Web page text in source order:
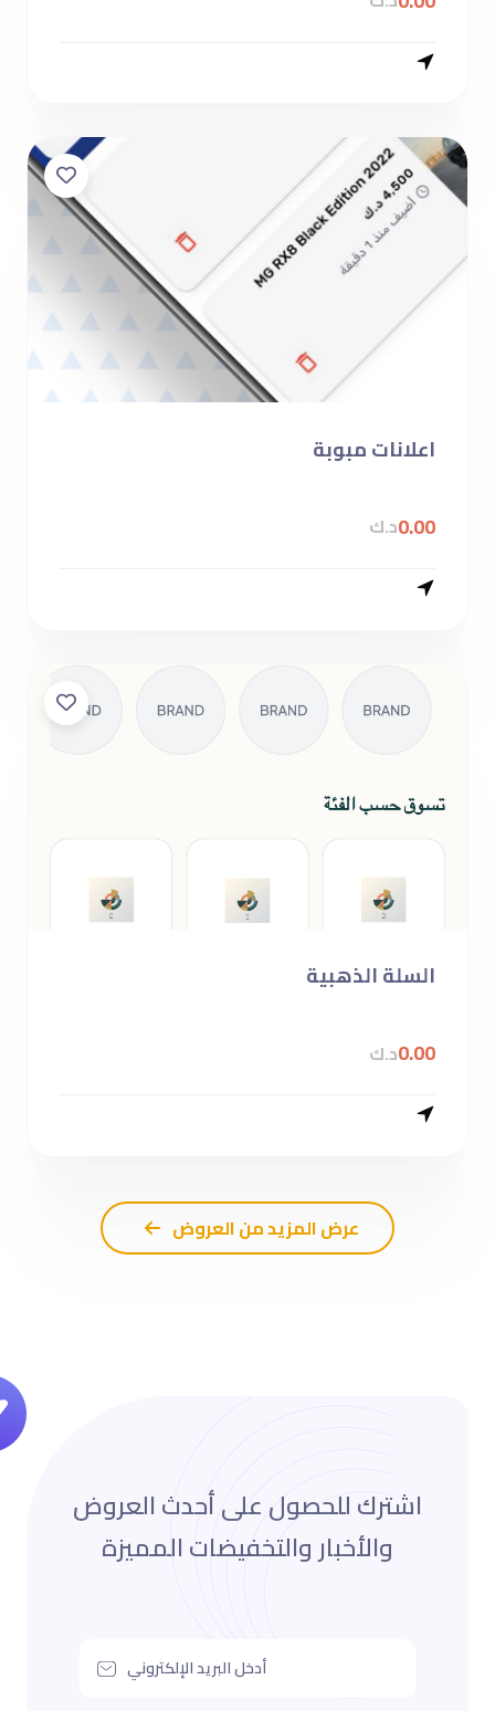
اعلانات مبوبة
د.ك
السلة الذهبية
د.ك
عرض المزيد من العروض
اشترك للحصول على أحدث العروض
والأخبار والتخفيضات المميزة